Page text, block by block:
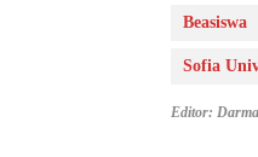
Beasiswa
Sofia
Editor: